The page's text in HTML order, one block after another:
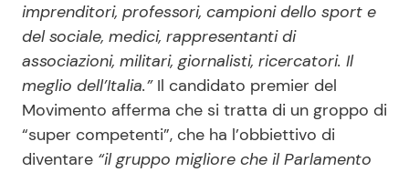
imprenditori, professori, campioni dello sport e
del sociale, medici, rappresentanti di
associazioni, militari, giornalisti, ricercatori. Il
meglio dell’Italia.”Il candidato premier del
Movimento afferma che si tratta di un groppo di
“super competenti”, che ha l’obbiettivo di
diventare “il gruppo migliore che il Parlamento